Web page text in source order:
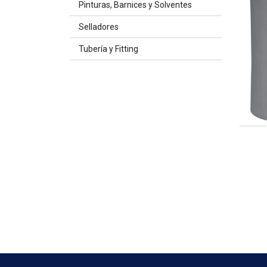
Pinturas, Barnices y Solventes
Selladores
Tubería y Fitting